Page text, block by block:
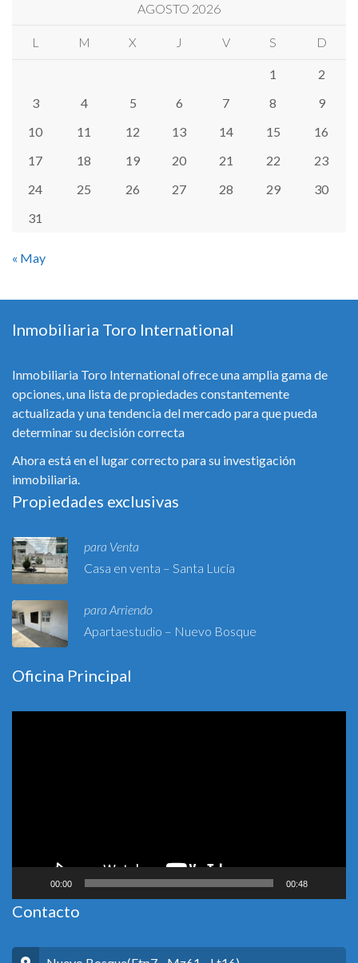
AGOSTO 2026
L M X J V S D
1
2
3
4 5 6 7 8
9
10
11 12 13 14 15
16
17
18 19 20 21 22
23
24
25 26 27 28 29
30
31
« May
Inmobiliaria Toro International
Inmobiliaria Toro International ofrece una amplia gama de
opciones, una lista de propiedades constantemente
actualizada y una tendencia del mercado para que pueda
determinar su decisión correcta
Ahora está en el lugar correcto para su investigación
inmobiliaria.
Propiedades exclusivas
para Venta
Casa en venta – Santa Lucía
para Arriendo
Apartaestudio – Nuevo Bosque
Oficina Principal
00:00 00:48
Contacto